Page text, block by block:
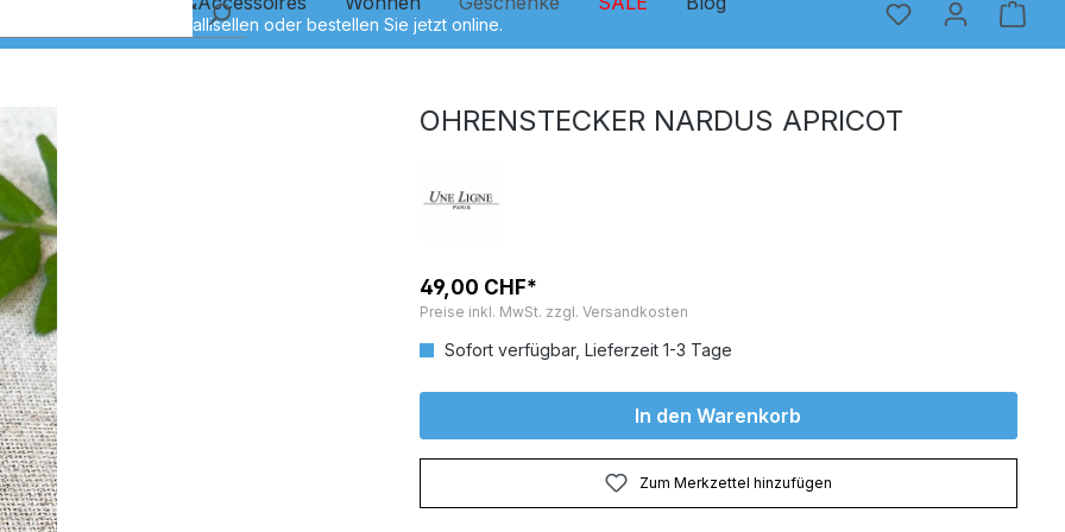
OHRENSTECKER NARDUS APRICOT
49,00 CHF*
Preise inkl. MwSt. zzgl. Versandkosten
Sofort verfügbar, Lieferzeit 1-3 Tage
In den Warenkorb
Zum Merkzettel hinzufügen